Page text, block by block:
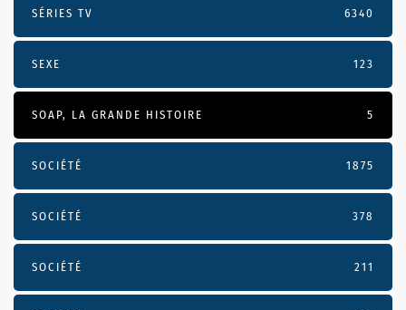
SÉRIES TV 6340
SEXE 123
SOAP, LA GRANDE HISTOIRE 5
SOCIÉTÉ 1875
SOCIÉTÉ 378
SOCIÉTÉ 211